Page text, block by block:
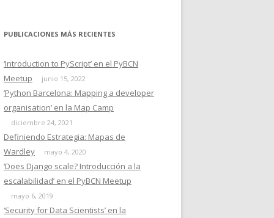
PUBLICACIONES MÁS RECIENTES
‘Introduction to PyScript’ en el PyBCN
Meetup
junio 15, 2022
‘Python Barcelona: Mapping a developer
organisation’ en la Map Camp
diciembre 24, 2021
Definiendo Estrategia: Mapas de
Wardley
mayo 4, 2020
‘Does Django scale? Introducción a la
escalabilidad’ en el PyBCN Meetup
mayo 6, 2019
‘Security for Data Scientists’ en la